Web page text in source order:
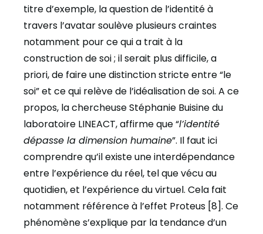
titre d’exemple, la question de l’identité à
travers l’avatar soulève plusieurs craintes
notamment pour ce qui a trait à la
construction de soi ; il serait plus difficile, a
priori, de faire une distinction stricte entre “le
soi” et ce qui relève de l’idéalisation de soi. A ce
propos, la chercheuse Stéphanie Buisine du
laboratoire LINEACT, affirme que “l’identité
dépasse la dimension humaine”. Il faut ici
comprendre qu’il existe une interdépendance
entre l’expérience du réel, tel que vécu au
quotidien, et l’expérience du virtuel. Cela fait
notamment référence à l’effet Proteus [8]. Ce
phénomène s’explique par la tendance d’un